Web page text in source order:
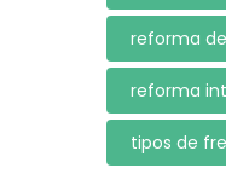
reforma
reforma
tipos de